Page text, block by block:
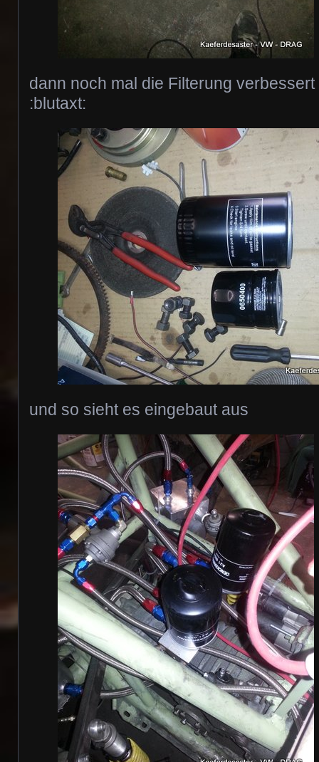
dann noch mal die Filterung
:blutaxt:
und so sieht es eingebaut aus